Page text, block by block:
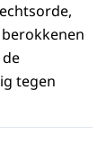
tegen